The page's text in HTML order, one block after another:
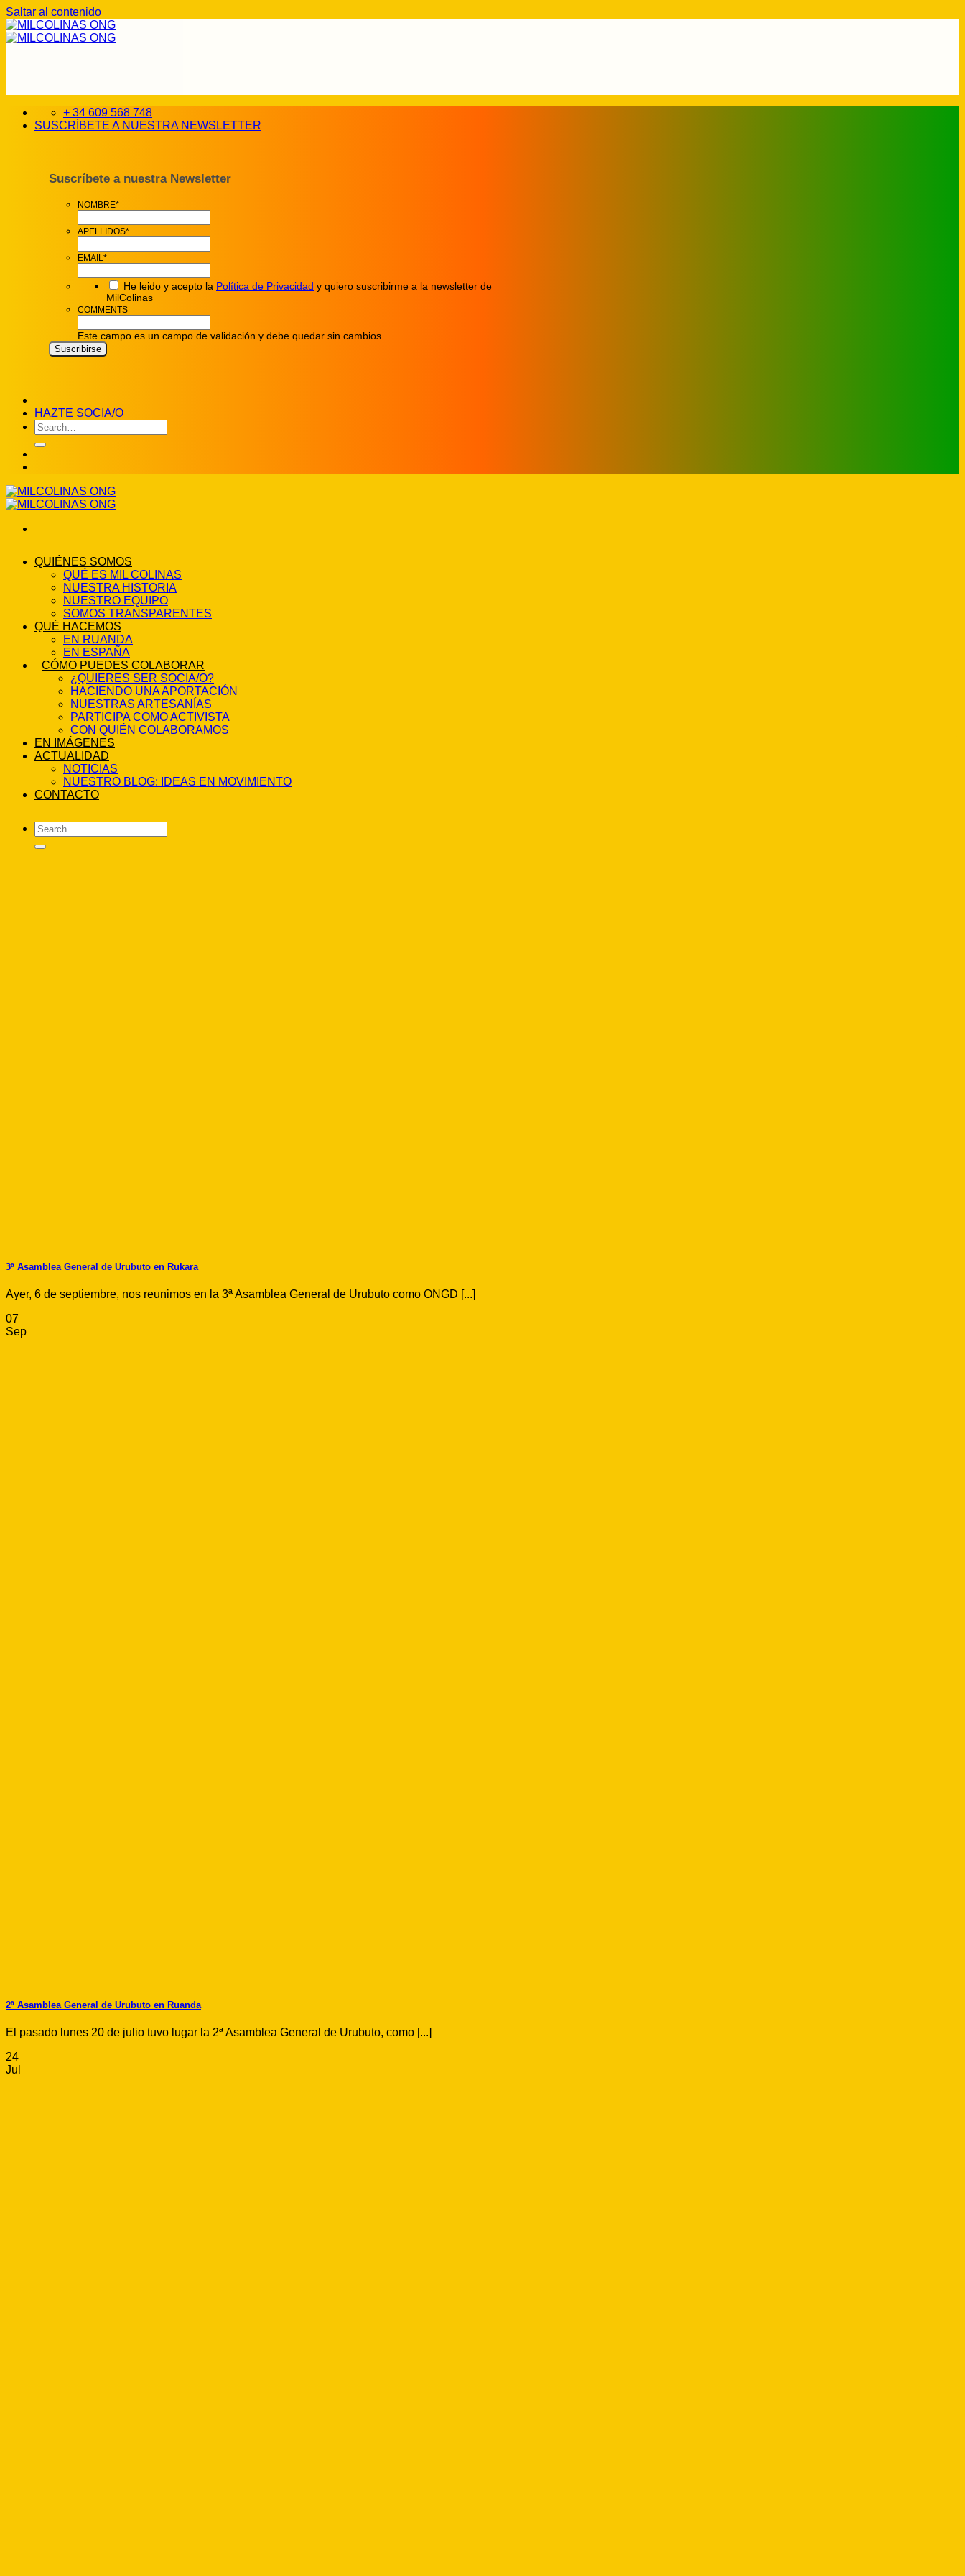
Saltar al contenido
+ 34 609 568 748
SUSCRÍBETE A NUESTRA NEWSLETTER
Suscríbete a nuestra Newsletter
NOMBRE*
APELLIDOS*
EMAIL *
He leido y acepto la Política de Privacidad y quiero suscribirme a la newsletter de
MilColinas
COMMENTS
Este campo es un campo de validación y debe quedar sin cambios.
HAZTE SOCIA/O
QUIÉNES SOMOS
QUÉ ES MIL COLINAS
NUESTRA HISTORIA
NUESTRO EQUIPO
SOMOS TRANSPARENTES
QUÉ HACEMOS
EN RUANDA
EN ESPAÑA
CÓMO PUEDES COLABORAR
¿QUIERES SER SOCIA/O?
HACIENDO UNA APORTACIÓN
NUESTRAS ARTESANÍAS
PARTICIPA COMO ACTIVISTA
CON QUIÉN COLABORAMOS
EN IMÁGENES
ACTUALIDAD
NOTICIAS
NUESTRO BLOG: IDEAS EN MOVIMIENTO
CONTACTO
3ª Asamblea General de Urubuto en Rukara
Ayer, 6 de septiembre, nos reunimos en la 3ª Asamblea General de Urubuto como ONGD [...]
07
Sep
2ª Asamblea General de Urubuto en Ruanda
El pasado lunes 20 de julio tuvo lugar la 2ª Asamblea General de Urubuto, como [...]
24
Jul